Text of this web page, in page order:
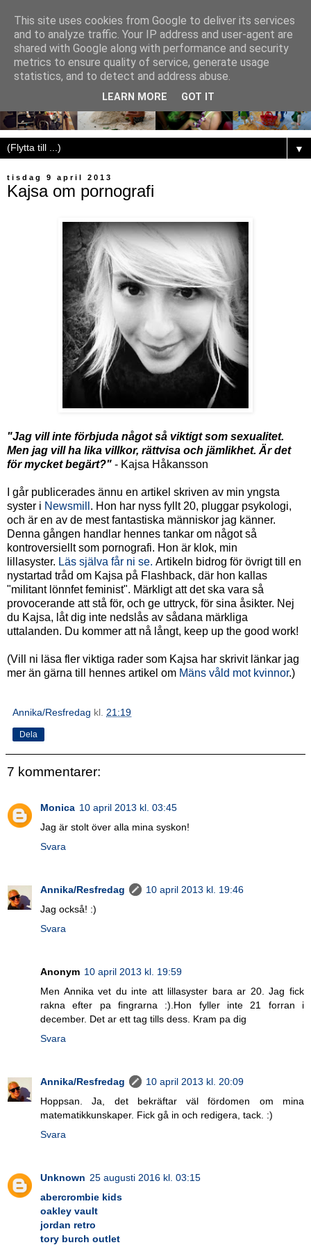
▼
tisdag 9 april 2013
Kajsa om pornografi
"Jag vill inte förbjuda något så viktigt som sexualitet.
Men jag vill ha lika villkor, rättvisa och jämlikhet. Är det
för mycket begärt?" - Kajsa Håkansson
I går publicerades ännu en artikel skriven av min yngsta
syster i Newsmill . Hon har nyss fyllt 20, pluggar psykologi,
och är en av de mest fantastiska människor jag känner.
Denna gången handlar hennes tankar om något så
kontroversiellt som pornografi. Hon är klok, min
lillasyster. Läs själva får ni se. Artikeln bidrog för övrigt till en
nystartad tråd om Kajsa på Flashback, där hon kallas
"militant lönnfet feminist". Märkligt att det ska vara så
provocerande att stå för, och ge uttryck, för sina åsikter. Nej
du Kajsa, låt dig inte nedslås av sådana märkliga
uttalanden. Du kommer att nå långt, keep up the good work!
(Vill ni läsa fler viktiga rader som Kajsa har skrivit länkar jag
mer än gärna till hennes artikel om Mäns våld mot kvinnor.)
Annika/Resfredag kl. 21:19
Dela
7 kommentarer:
Monica 10 april 2013 kl. 03:45
Jag är stolt över alla mina syskon!
Svara
Annika/Resfredag
10 april 2013 kl. 19:46
Jag också! :)
Svara
Anonym 10 april 2013 kl. 19:59
Men Annika vet du inte att lillasyster bara ar 20. Jag fick
rakna efter pa fingrarna :).Hon fyller inte 21 forran i
december. Det ar ett tag tills dess. Kram pa dig
Svara
Annika/Resfredag
10 april 2013 kl. 20:09
Hoppsan. Ja, det bekräftar väl fördomen om mina
matematikkunskaper. Fick gå in och redigera, tack. :)
Svara
Unknown 25 augusti 2016 kl. 03:15
abercrombie kids
oakley vault
jordan retro
tory burch outlet
This site uses cookies from Google to deliver its services
and to analyze traffic. Your IP address and user-agent are
shared with Google along with performance and security
metrics to ensure quality of service, generate usage
statistics, and to detect and address abuse.
LEARN MORE GOT IT